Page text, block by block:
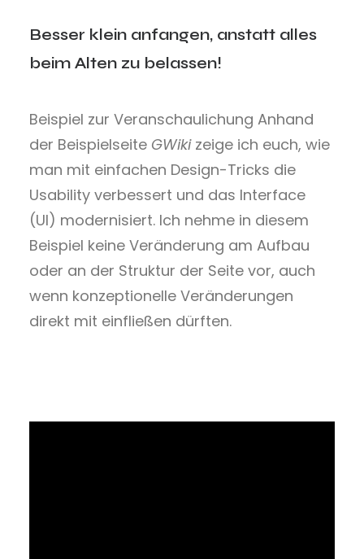
Besser klein anfangen, anstatt alles
beim Alten zu belassen!
Beispiel zur Veranschaulichung Anhand
der Beispielseite GWikizeige ich euch, wie
man mit einfachen Design-Tricks die
Usability verbessert und das Interface
(UI) modernisiert. Ich nehme in diesem
Beispiel keine Veränderung am Aufbau
oder an der Struktur der Seite vor, auch
wenn konzeptionelle Veränderungen
direkt mit einfließen dürften.